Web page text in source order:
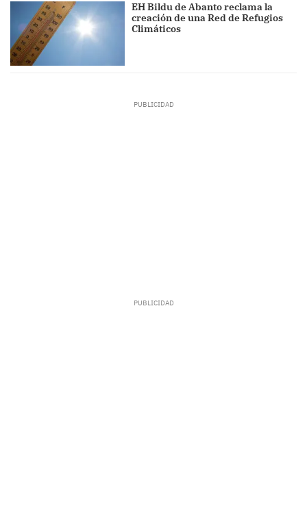
EH Bildu de Abanto reclama la
creación de una Red de Refugios
Climáticos